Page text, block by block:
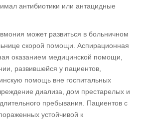
антибиотики или антацидные
может развиться в больничном
скорой помощи. Аспирационная
оказанием медицинской помощи,
развившейся у пациентов,
помощь вне госпитальных
диализа, дом престарелых и
пребывания. Пациентов с
устойчивой к